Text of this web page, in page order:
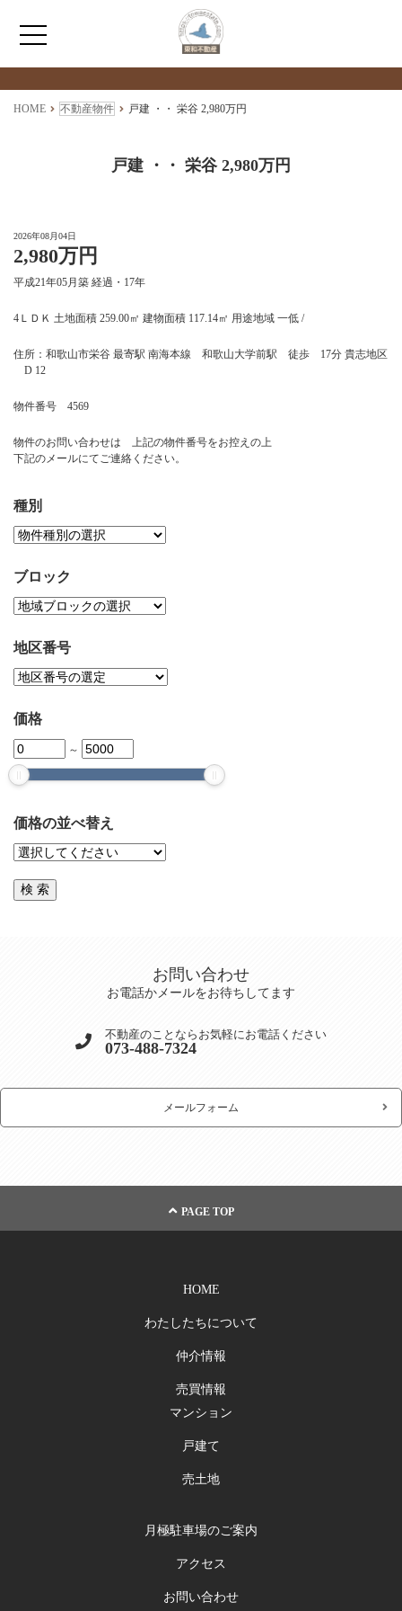
HOME
売買情報
月極駐車場のご案内
アクセス
検索物件の詳細
****
HOME 不動産物件 戸建 ・・ 栄谷 2,980万円
戸建 ・・ 栄谷 2,980万円
2026年08月04日
2,980万円
平成21年05月築 経過・17年
4ＬＤＫ 土地面積 259.00㎡ 建物面積 117.14㎡ 用途地域 一低 /
住所：和歌山市栄谷 最寄駅 南海本線 和歌山大学前駅 徒歩 17分 貴志地区
D 12
物件番号 4569
物件のお問い合わせは 上記の物件番号をお控えの上
下記のメールにてご連絡ください。
種別
ブロック
地区番号
価格
～
価格の並べ替え
お問い合わせ
お電話かメールをお待ちしてます
不動産のことならお気軽にお電話ください
073-488-7324
メールフォーム
PAGE TOP
HOME
わたしたちについて
仲介情報
売買情報
マンション
戸建て
売土地
月極駐車場のご案内
アクセス
お問い合わせ